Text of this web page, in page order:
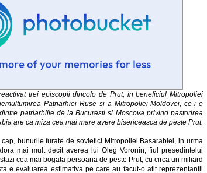
trei episcopii dincolo de Prut, in beneficiul Mitropoliei
Patriarhiei Ruse si a Mitropoliei Moldovei, ce-i e
patriarhiile de la Bucuresti si Moscova privind pastorirea
are ca miza cea mai mare avere bisericeasca de peste Prut.
bunurile furate de sovietici Mitropoliei Basarabiei, in urma
mai mult decit averea lui Oleg Voronin, fiul presedintelui
cea mai bogata persoana de peste Prut, cu circa un miliard
e evaluarea estimativa pe care au facut-o atit reprezentantii